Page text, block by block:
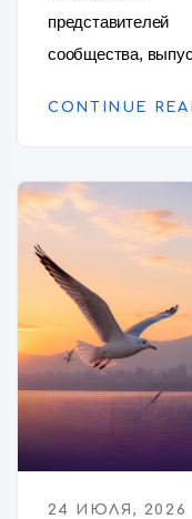
сообщества,
CONTINUE
24 ИЮЛЯ, 2026